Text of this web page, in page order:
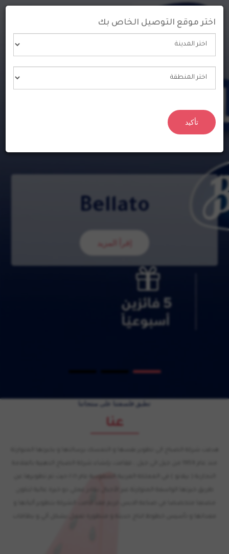
Bellato
إقرأ المزيد
تطبق فلسفتنا على منتجاتنا
عنا
اختر موقع التوصيل الخاص بك
تأكيد